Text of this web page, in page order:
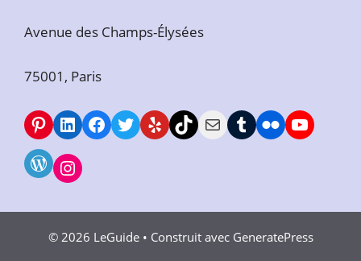
Avenue des Champs-Élysées
75001, Paris
LeGuide Pinterest
LeGuide Linkedin
Facebook
Twitter
YelpTikTok
E-mailTumblr
Flickr
WordPress
Instagram
© 2026 LeGuide• Construit avec GeneratePress